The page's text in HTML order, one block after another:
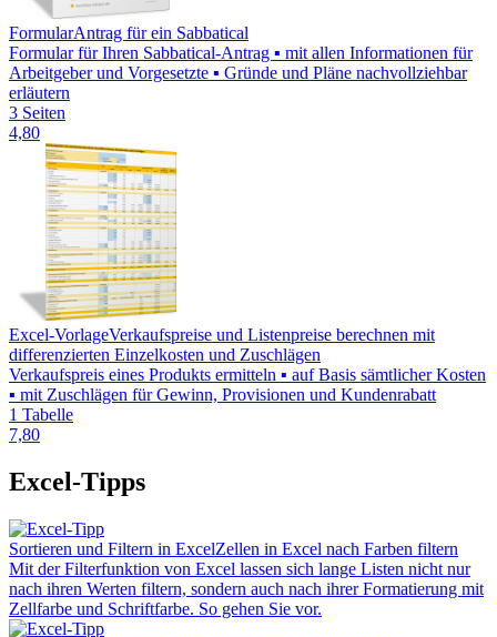
FormularAntrag für ein Sabbatical
Formular für Ihren Sabbatical-Antrag ▪ mit allen Informationen für
Arbeitgeber und Vorgesetzte ▪ Gründe und Pläne nachvollziehbar
erläutern
3 Seiten
4,80
Excel-VorlageVerkaufspreise und Listenpreise berechnen mit
differenzierten Einzelkosten und Zuschlägen
Verkaufspreis eines Produkts ermitteln ▪ auf Basis sämtlicher Kosten
▪ mit Zuschlägen für Gewinn, Provisionen und Kundenrabatt
1 Tabelle
7,80
Excel-Tipps
Sortieren und Filtern in ExcelZellen in Excel nach Farben filtern
Mit der Filterfunktion von Excel lassen sich lange Listen nicht nur
nach ihren Werten filtern, sondern auch nach ihrer Formatierung mit
Zellfarbe und Schriftfarbe. So gehen Sie vor.